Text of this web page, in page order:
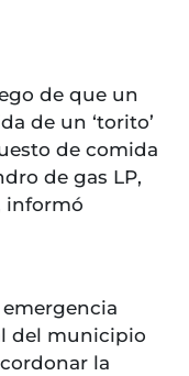
de que un
de un ‘torito’
de comida
de gas LP,
informó
del municipio
la